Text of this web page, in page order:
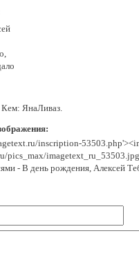
ЯнаЛиваз.
inscription-
pics_max/
- В день рождения, Алексей